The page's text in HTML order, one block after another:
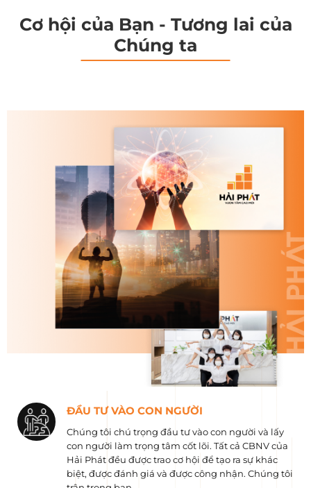
Cơ hội của Bạn - Tương lai của
Chúng ta
ĐẦU TƯ VÀO CON NGƯỜI
Chúng tôi chú trọng đầu tư vào con người và lấy
con người làm trọng tâm cốt lõi. Tất cả CBNV của
Hải Phát đều được trao cơ hội để tạo ra sự khác
biệt, được đánh giá và được công nhận. Chúng tôi